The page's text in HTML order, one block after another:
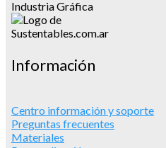
Información
Centro información y soporte
Preguntas frecuentes
Materiales